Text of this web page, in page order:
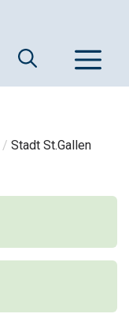
/ Stadt St.Gallen